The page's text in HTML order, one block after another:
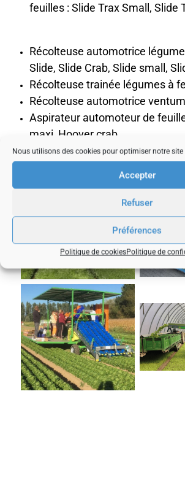
Nous utilisons des cookies pour optimiser notre site
Accepter
Refuser
Préférences
Politique de cookiesPolitique de
feuilles : Slide Trax Small, Slide
Récolteuse automotrice
Slide, Slide Crab, Slide small,
Récolteuse trainée légumes à
Récolteuse automotrice ventum
Aspirateur automoteur de
maxi, Hoover crab